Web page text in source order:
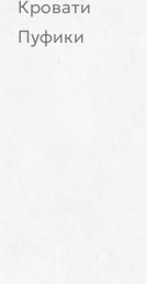
Кровати
Пуфики